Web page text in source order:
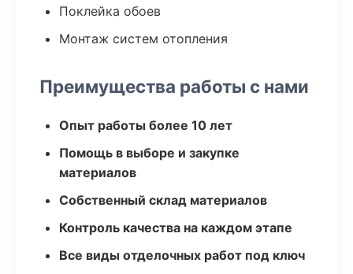
Поклейка обоев
Монтаж систем отопления
Преимущества работы с нами
Опыт работы более 10 лет
Помощь в выборе и закупке
материалов
Собственный склад материалов
Контроль качества на каждом этапе
Все виды отделочных работ под ключ